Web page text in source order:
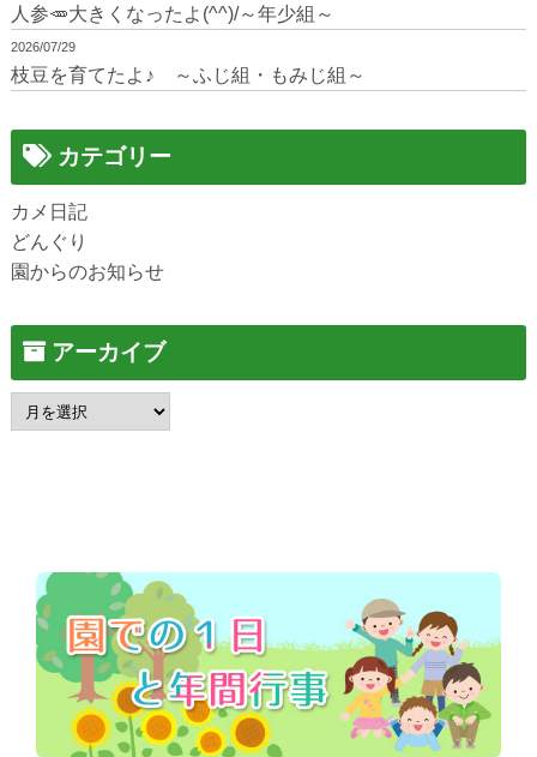
人参🥕大きくなったよ(^^)/～年少組～
2026/07/29
枝豆を育てたよ♪ ～ふじ組・もみじ組～
カテゴリー
カメ日記
どんぐり
園からのお知らせ
アーカイブ